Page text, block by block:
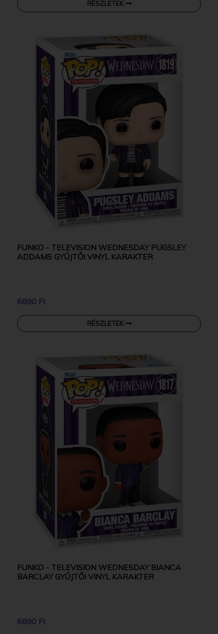
RÉSZLETEK
FUNKO - TELEVISION WEDNESDAY PUGSLEY
ADDAMS GYŰJTŐI VINYL KARAKTER
6890 Ft
RÉSZLETEK
FUNKO - TELEVISION WEDNESDAY BIANCA
BARCLAY GYŰJTŐI VINYL KARAKTER
6890 Ft